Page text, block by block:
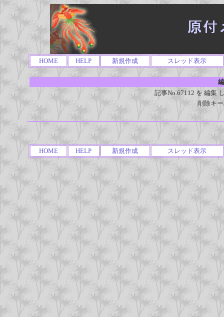
HOME HELP 新規作成 スレッド表示
記事No.67112 を 編集
削除キ
HOME HELP 新規作成 スレッド表示